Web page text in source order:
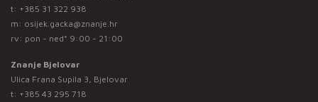
t: +385 31 322 938
m: osijek.gacka@znanje.hr
rv: pon - ned* 9:00 - 21:00
Znanje Bjelovar
Ulica Frana Supila 3, Bjelovar
t: +385 43 295 718